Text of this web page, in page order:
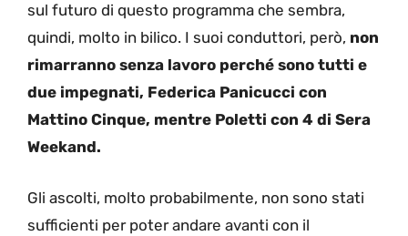
sul futuro di questo programma che sembra,
quindi, molto in bilico. I suoi conduttori, però, non
rimarranno senza lavoro perché sono tutti e
due impegnati, Federica Panicucci con
Mattino Cinque, mentre Poletti con 4 di Sera
Weekand.
Gli ascolti, molto probabilmente, non sono stati
sufficienti per poter andare avanti con il